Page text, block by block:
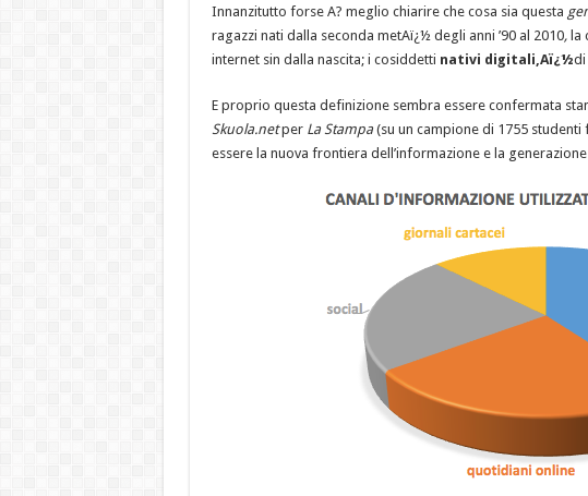
Innanzitutto forse A? meglio chiarire che cosa sia questa
ragazzi nati dalla seconda metAï¿½ degli anni ’90 al 2010, la
internet sin dalla nascita; i cosiddetti nativi digitali,Aï¿½di
E proprio questa definizione sembra essere confermata
Skuola.netper La Stampa(su un campione di 1755 studenti
essere la nuova frontiera dell’informazione e la